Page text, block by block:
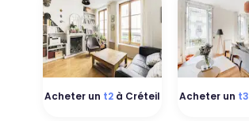
Acheter un t2 à Créteil Acheter un t3